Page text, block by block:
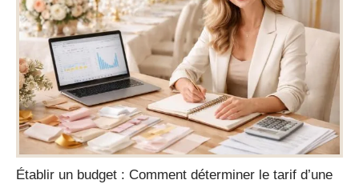
Établir un budget : Comment déterminer le tarif d’une